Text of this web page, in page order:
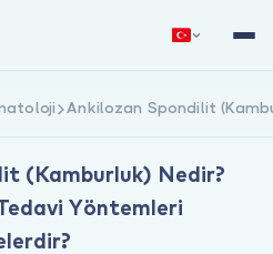
Giriş Yap
Ankilozan Spondilit
(Kamburluk) Nedir?
Yöntemleri